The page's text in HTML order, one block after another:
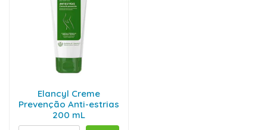
Elancyl Creme
Prevenção Anti-estrias
200 mL